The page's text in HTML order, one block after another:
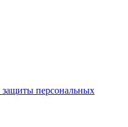
защиты персональных